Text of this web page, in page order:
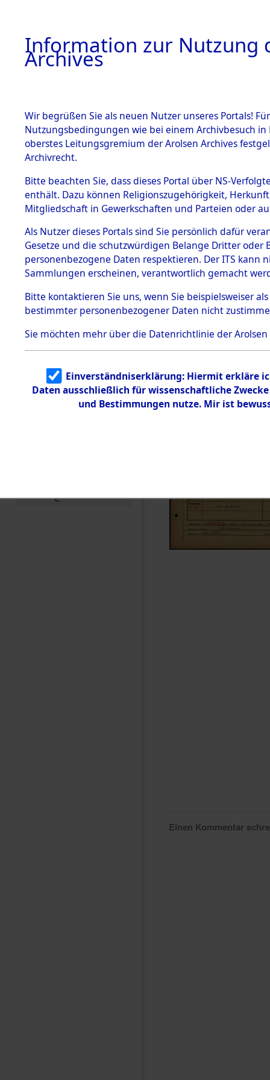
BESTÄNDE
1.
mente
5. Verschiedenes
5.3
Todesmärsche
5.3.1 Alliierte
Erhebungen
zu
Todesmärsch
en
5.3.2
Identifizierun
g
5.3.3
Todesmärsch
e
Dead -
Branch -
0037
Einen Kommentar
Information zur Nutzung
Archives
Wir begrüßen Sie als neuen Nutzer unseres Portals!
Nutzungsbedingungen wie bei einem Archivbesuch
oberstes Leitungsgremium der Arolsen Archives
Archivrecht.
Bitte beachten Sie, dass dieses Portal über NS-
enthält. Dazu können Religionszugehörigkeit,
Mitgliedschaft in Gewerkschaften und Parteien oder
Als Nutzer dieses Portals sind Sie persönlich dafür
Gesetze und die schutzwürdigen Belange Dritter
personenbezogene Daten respektieren. Der ITS
Sammlungen erscheinen, verantwortlich gemacht
Bitte kontaktieren Sie uns, wenn Sie beispielsweiser
bestimmter personenbezogener Daten nicht
Sie möchten mehr über die Datenrichtlinie der Arolsen
Einverständniserklärung: Hiermit erkläre
Daten ausschließlich für wissenschaftliche
und Bestimmungen nutze. Mir ist